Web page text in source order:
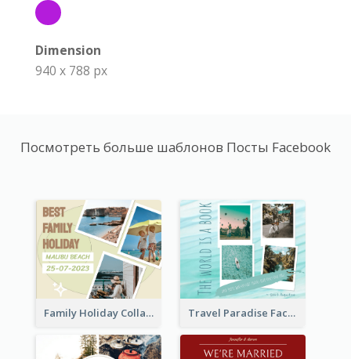
Dimension
940 x 788 px
Посмотреть больше шаблонов Посты Facebook
Family Holiday Collage Facebook Post Travel Paradise Facebook Post